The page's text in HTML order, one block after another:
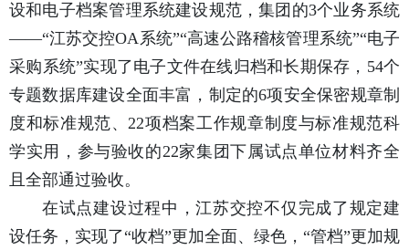
设和电子档案管理系统建设规范，集团的3个业务系统
——“江苏交控OA系统”“高速公路稽核管理系统”“电子
采购系统”实现了电子文件在线归档和长期保存，54个
专题数据库建设全面丰富，制定的6项安全保密规章制
度和标准规范、22项档案工作规章制度与标准规范科
学实用，参与验收的22家集团下属试点单位材料齐全
且全部通过验收。
在试点建设过程中，江苏交控不仅完成了规定建
设任务，实现了“收档”更加全面、绿色，“管档”更加规